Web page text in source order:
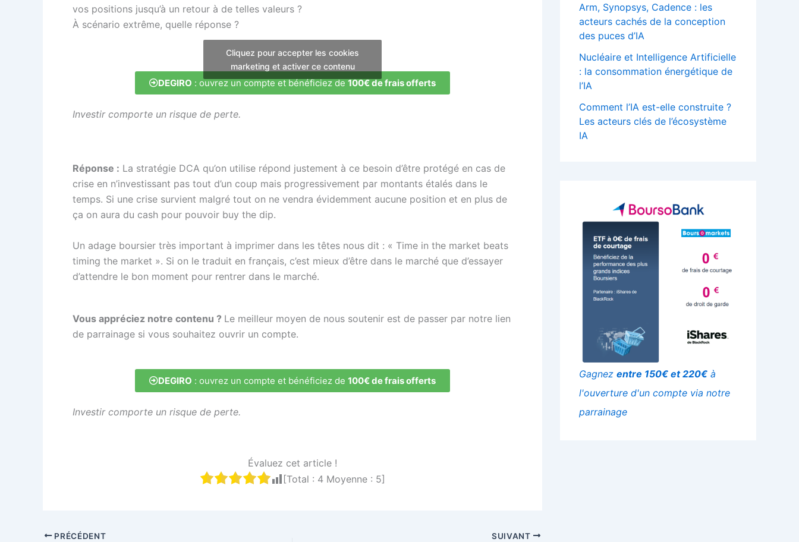
vos positions jusqu’à un retour à de telles valeurs ?
À scénario extrême, quelle réponse ?
Cliquez pour accepter les cookies
marketing et activer ce contenu
DEGIRO : ouvrez un compte et bénéficiez de100€ de frais offerts
Investir comporte un risque de perte.
Réponse : La stratégie DCA qu’on utilise répond justement à ce besoin d’être protégé en cas de
crise en n’investissant pas tout d’un coup mais progressivement par montants étalés dans le
temps. Si une crise survient malgré tout on ne vendra évidemment aucune position et en plus de
ça on aura du cash pour pouvoir buy the dip.
Un adage boursier très important à imprimer dans les têtes nous dit : « Time in the market beats
timing the market ». Si on le traduit en français, c’est mieux d’être dans le marché que d’essayer
d’attendre le bon moment pour rentrer dans le marché.
Vous appréciez notre contenu ? Le meilleur moyen de nous soutenir est de passer par notre lien
de parrainage si vous souhaitez ouvrir un compte.
DEGIRO : ouvrez un compte et bénéficiez de 100€ de frais offerts
Investir comporte un risque de perte.
Évaluez cet article !
[Total : 4 Moyenne : 5]
PRÉCÉDENT SUIVANT
:
Arm, Synopsys, Cadence : les
acteurs cachés de la conception
des puces d’IA
Nucléaire et Intelligence Artificielle
: la consommation énergétique de
l’IA
Comment l’IA est-elle construite ?
Les acteurs clés de l’écosystème
IA
Gagnez entre 150€ et 220€ à
l'ouverture d'un compte via notre
parrainage